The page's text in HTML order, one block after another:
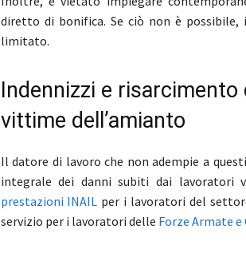
diretto di bonifica. Se ciò non è
limitato.
Indennizzi e
vittime dell’amianto
Il datore di lavoro che non adempie a
integrale dei danni subiti dai
prestazioni INAIL per i lavoratori del
servizio per i lavoratori delle Forze Armate